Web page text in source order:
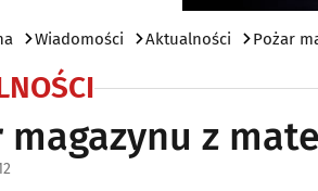
Wiadomości Aktualności Pożar
magazynu z